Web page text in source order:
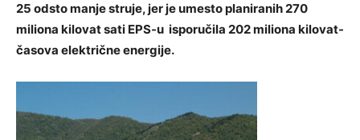
25 odsto manje struje, jer je umesto planiranih 270
miliona kilovat sati EPS-u isporučila 202 miliona kilovat-
časova električne energije.